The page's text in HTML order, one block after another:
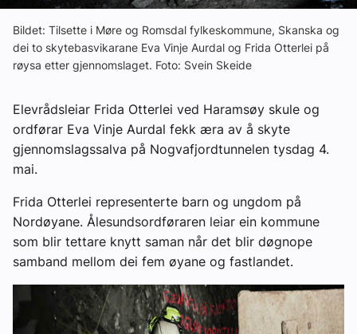
Aktivitetskalender
Bransjekommentar
Nyheter
Aktuelle prosjekter
Bildet: Tilsette i Møre og Romsdal fylkeskommune, Skanska og
dei to skytebasvikarane Eva Vinje Aurdal og Frida Otterlei på
røysa etter gjennomslaget. Foto: Svein Skeide
Elevrådsleiar Frida Otterlei ved Haramsøy skule og
ordførar Eva Vinje Aurdal fekk æra av å skyte
gjennomslagssalva på Nogvafjordtunnelen tysdag 4.
mai.
Frida Otterlei representerte barn og ungdom på
Nordøyane. Ålesundsordføraren leiar ein kommune
som blir tettare knytt saman når det blir døgnope
samband mellom dei fem øyane og fastlandet.